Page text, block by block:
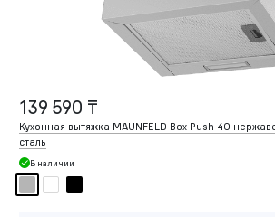
139 590 ₸
Кухонная вытяжка MAUNFELD Box Push 40
сталь
В наличии